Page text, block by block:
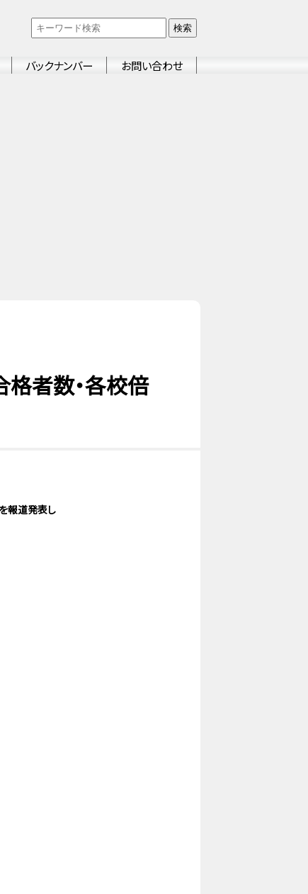
検索
バックナンバー お問い合わせ
者数・各校倍
報道発表し